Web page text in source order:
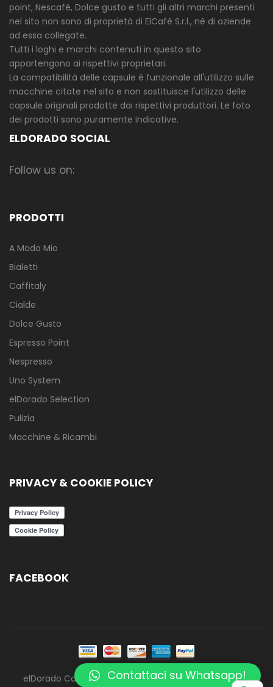
point, Nescafè, Dolce gusto e tutti gli altri marchi presenti
nel sito non sono di proprietà di ElCafè S.r.l., nè di aziende
ad essa collegate.
Tutti i loghi e marchi contenuti in questo sito
appartengono ai rispettivi proprietari.
La compatibilità delle capsule è funzionale all'utilizzo sulle
macchine citate nel sito e non sostituisce l'utilizzo delle
capsule originali prodotte dai rispettivi produttori. Le foto
dei prodotti sono puramente indicative.
ELDORADO SOCIAL
Follow us on:
PRODOTTI
A Modo Mio
Bialetti
Caffitaly
Cialde
Dolce Gusto
Espresso Point
Nespresso
Uno System
elDorado Selection
Pulizia
Macchine & Ricambi
PRIVACY & COOKIE POLICY
FACEBOOK
elDorado Caffè - ElCafè - Tutti i diritti riservati - 2020
Contattaci su Whatsapp!